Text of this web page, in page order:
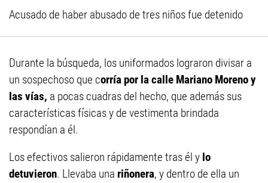
Acusado de haber abusado de tres niños fue detenido
Durante la búsqueda, los uniformados lograron divisar a
un sospechoso que corría por la calle Mariano Moreno y
las vías, a pocas cuadras del hecho, que además sus
características físicas y de vestimenta brindada
respondían a él.
Los efectivos salieron rápidamente tras él y lo
detuvieron. Llevaba una riñonera, y dentro de ella un